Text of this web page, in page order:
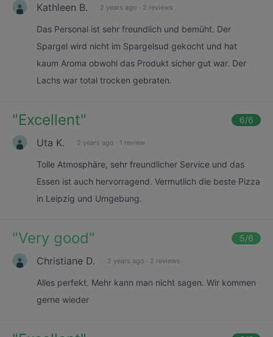
Kathleen B. 2 years ago · 2 reviews
Das Personal ist sehr freundlich und bemüht. Der
Spargel wird nicht im Spargelsud gekocht und hat
kaum Aroma obwohl das Produkt sicher gut war. Der
Lachs war total trocken gebraten.
"Excellent" 6/6
Uta K. 2 years ago · 1 review
Tolle Atmosphäre, sehr freundlicher Service und das
Essen ist auch hervorragend. Vermutlich die beste Pizza
in Leipzig und Umgebung.
"Very good" 5/6
Christiane D. 2 years ago · 2 reviews
Alles perfekt. Mehr kann man nicht sagen. Wir kommen
gerne wieder